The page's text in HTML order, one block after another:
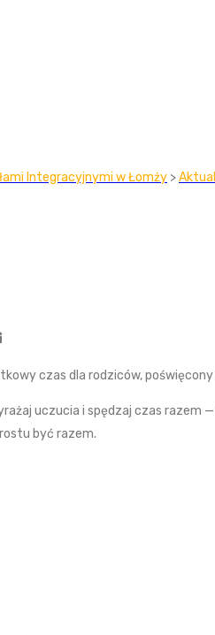
Integracyjnymi w Łomży >
czas dla rodziców,
uczucia i spędzaj czas razem
być razem.